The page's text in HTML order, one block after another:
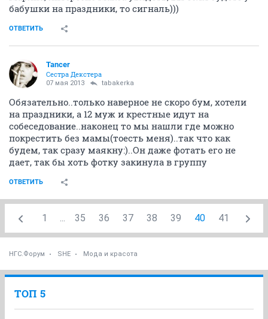
бабушки на праздники, то сигналь)))
ОТВЕТИТЬ
Tancer
Сестра Декстера
07 мая 2013 tabakerka
Обязательно..только наверное не скоро бум, хотели
на праздники, а 12 муж и крестные идут на
собеседование..наконец то мы нашли где можно
покрестить без мамы(тоесть меня)..так что как
будем, так сразу маякну:)..Он даже фотать его не
дает, так бы хоть фотку закинула в группу
ОТВЕТИТЬ
1 ... 35 36 37 38 39 40 41
НГС.Форум SHE Мода и красота
ТОП 5